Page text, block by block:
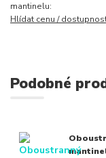
mantinelu:
Hlídat cenu /
Podobné